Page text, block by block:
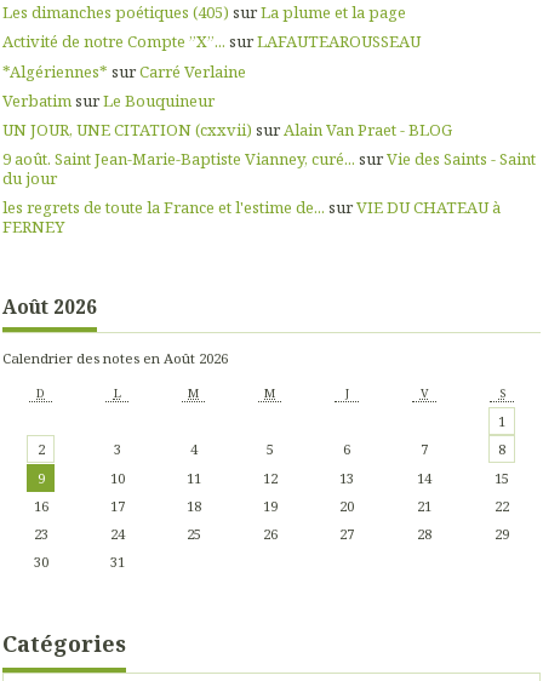
Les dimanches poétiques (405) surLa plume et la page
Activité de notre Compte ”X”... surLAFAUTEAROUSSEAU
*Algériennes* surCarré Verlaine
VerbatimsurLe Bouquineur
UN JOUR, UNE CITATION (cxxvii) surAlain Van Praet - BLOG
9 août. Saint Jean-Marie-Baptiste Vianney, curé... surVie des Saints - Saint
du jour
les regrets de toute la France et l'estime de... surVIE DU CHATEAU à
FERNEY
Août 2026
Calendrier des notes en Août 2026
D L M M J V S
1
2
3 4 5 6 7
8
9
10 11 12 13 14
15
16
17 18 19 20 21
22
23
24 25 26 27 28
29
30
31
Catégories